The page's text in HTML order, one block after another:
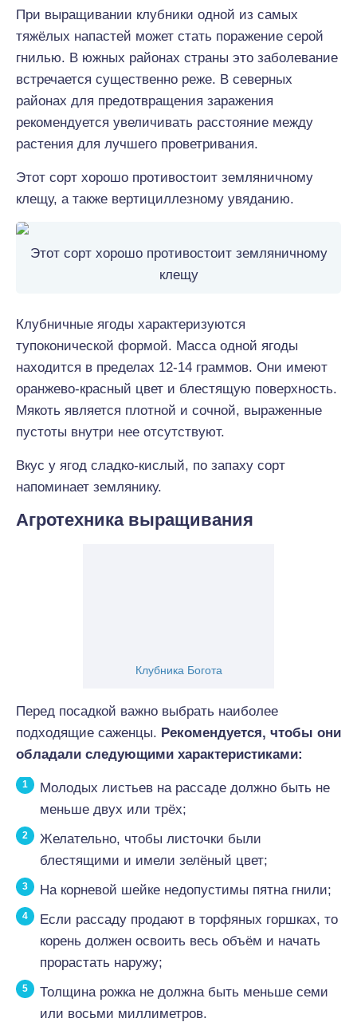
При выращивании клубники одной из самых
тяжёлых напастей может стать поражение серой
гнилью. В южных районах страны это заболевание
встречается существенно реже. В северных
районах для предотвращения заражения
рекомендуется увеличивать расстояние между
растения для лучшего проветривания.
Этот сорт хорошо противостоит земляничному
клещу, а также вертициллезному увяданию.
Этот сорт хорошо противостоит земляничному
клещу
Клубничные ягоды характеризуются
тупоконической формой. Масса одной ягоды
находится в пределах 12-14 граммов. Они имеют
оранжево-красный цвет и блестящую поверхность.
Мякоть является плотной и сочной, выраженные
пустоты внутри нее отсутствуют.
Вкус у ягод сладко-кислый, по запаху сорт
напоминает землянику.
Агротехника выращивания
Клубника Богота
Перед посадкой важно выбрать наиболее
подходящие саженцы. Рекомендуется, чтобы они
обладали следующими характеристиками:
Молодых листьев на рассаде должно быть не
меньше двух или трёх;
Желательно, чтобы листочки были
блестящими и имели зелёный цвет;
На корневой шейке недопустимы пятна гнили;
Если рассаду продают в торфяных горшках, то
корень должен освоить весь объём и начать
прорастать наружу;
Толщина рожка не должна быть меньше семи
или восьми миллиметров.